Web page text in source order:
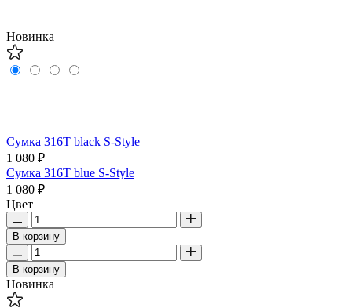
Новинка
Сумка 316T black S-Style
1 080 ₽
Сумка 316T blue S-Style
1 080 ₽
Цвет
В корзину
В корзину
Новинка